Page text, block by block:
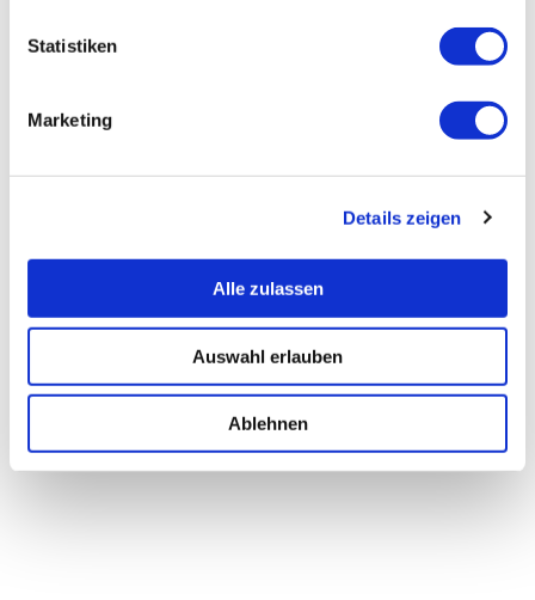
Statistiken
Marketing
Details zeigen
Alle zulassen
Auswahl erlauben
Ablehnen